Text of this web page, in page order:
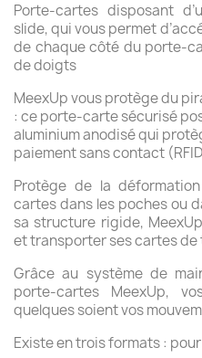
Porte-cartes disposant
slide, qui vous permet
de chaque côté du porte-
de doigts
MeexUp vous protège du
: ce porte-carte sécurisé
aluminium anodisé qui
paiement sans contact
Protège de la
cartes dans les poches ou
sa structure rigide,
et transporter ses cartes de
Grâce au système de
porte-cartes MeexUp,
quelques soient vos
Existe en trois formats :